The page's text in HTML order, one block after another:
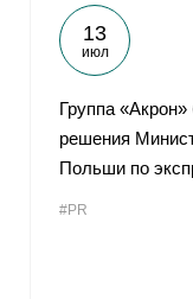
13
июл
Группа
решения
Польши по
#PR